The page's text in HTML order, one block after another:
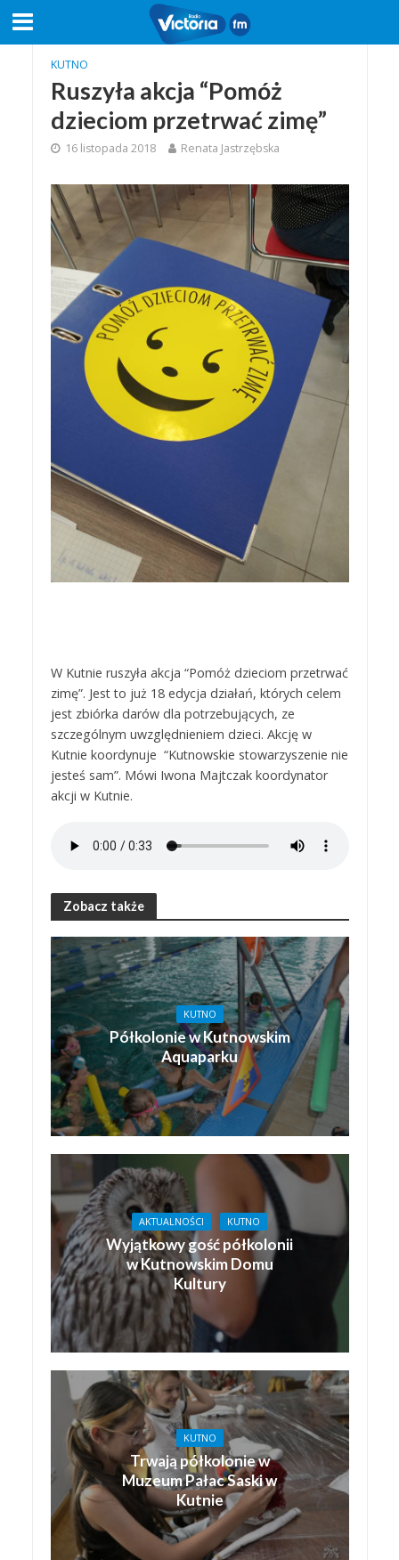
KUTNO
Ruszyła akcja “Pomóż
dzieciom przetrwać zimę”
16 listopada 2018 Renata Jastrzębska
W Kutnie ruszyła akcja “Pomóż dzieciom przetrwać
zimę”. Jest to już 18 edycja działań, których celem
jest zbiórka darów dla potrzebujących, ze
szczególnym uwzględnieniem dzieci. Akcję w
Kutnie koordynuje “Kutnowskie stowarzyszenie nie
jesteś sam”. Mówi Iwona Majtczak koordynator
akcji w Kutnie.
Zobacz także
KUTNO
Półkolonie w Kutnowskim
Aquaparku
AKTUALNOŚCI KUTNO
Wyjątkowy gość półkolonii
w Kutnowskim Domu
Kultury
KUTNO
Trwają półkolonie w
Muzeum Pałac Saski w
Kutnie